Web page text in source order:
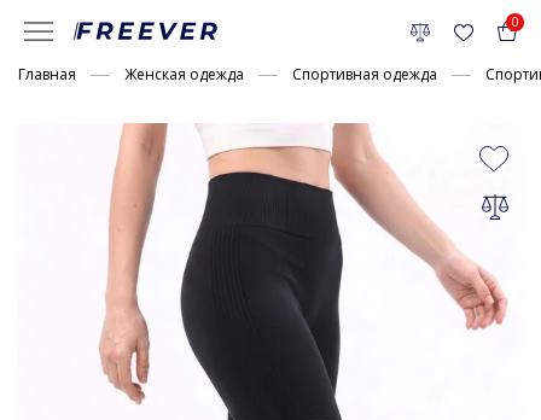
0
Главная Женская одежда Спортивная одежда